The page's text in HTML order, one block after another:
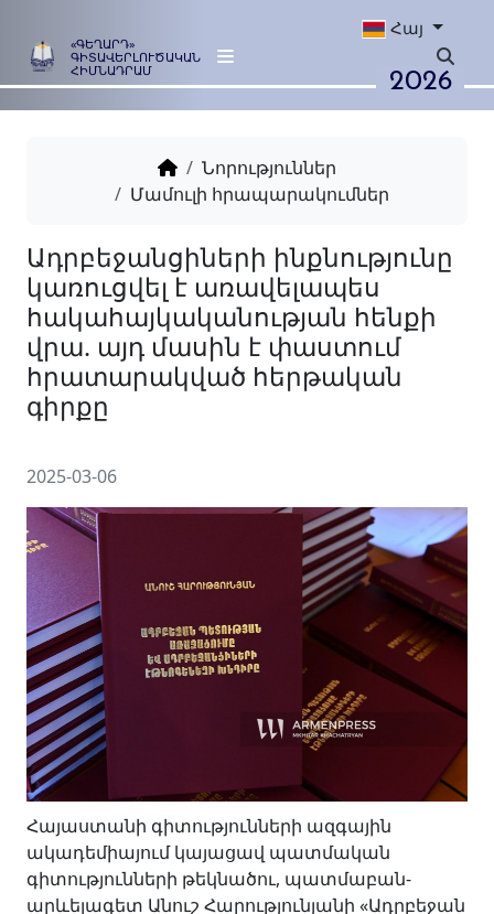
«ԳԵՂԱՐԴ»
ԳԻՏԱՎԵՐԼՈՒԾԱԿԱՆ
ՀԻՄՆԱԴՐԱՄ
Հայ
2026
Նորություններ
Մամուլի հրապարակումներ
Ադրբեջանցիների
կառուցվել է առավելապես
հակահայկականության
վրա. այդ մասին է
հրատարակված
գիրքը
2025-03-06
Հայաստանի գիտությունների ազգային
ակադեմիայում կայացավ պատմական
գիտությունների թեկնածու, պատմաբան-
արևելագետ Անուշ Հարությունյանի «Ադրբեջան